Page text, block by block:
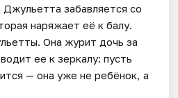
забавляется со
наряжает её к балу.
Она журит дочь за
ее к зеркалу: пусть
— она уже не ребёнок, а